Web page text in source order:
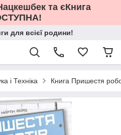
та єКнига
для всієї родини!
і Техніка Книга Пришестя